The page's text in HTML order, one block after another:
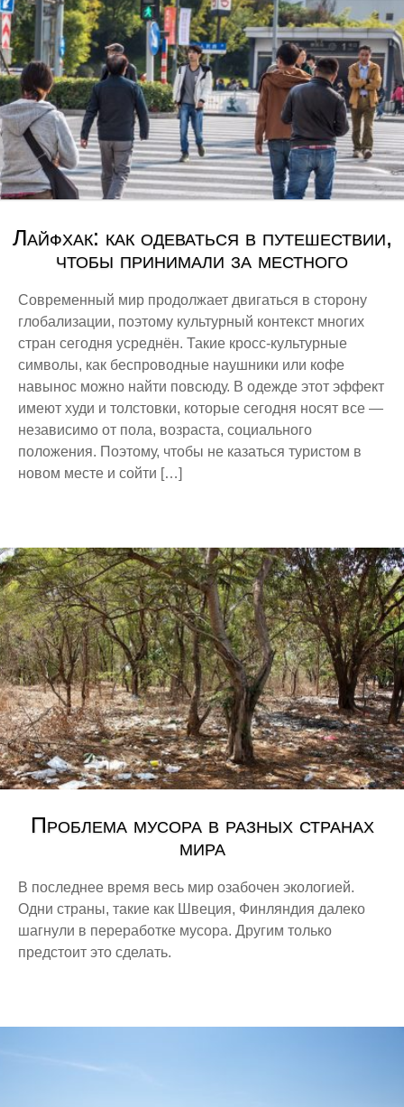
Лайфхак: как одеваться в путешествии,
чтобы принимали за местного
Современный мир продолжает двигаться в сторону
глобализации, поэтому культурный контекст многих
стран сегодня усреднён. Такие кросс-культурные
символы, как беспроводные наушники или кофе
навынос можно найти повсюду. В одежде этот эффект
имеют худи и толстовки, которые сегодня носят все —
независимо от пола, возраста, социального
положения. Поэтому, чтобы не казаться туристом в
новом месте и сойти […]
Проблема мусора в разных странах
мира
В последнее время весь мир озабочен экологией.
Одни страны, такие как Швеция, Финляндия далеко
шагнули в переработке мусора. Другим только
предстоит это сделать.